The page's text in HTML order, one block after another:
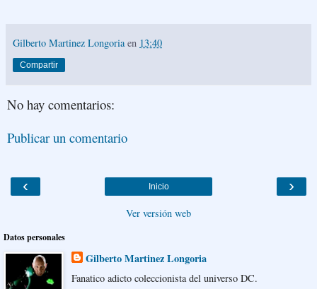
Gilberto Martinez Longoria en 13:40
Compartir
No hay comentarios:
Publicar un comentario
‹ ›
Inicio
Ver versión web
Datos personales
Gilberto Martinez Longoria
Fanatico adicto coleccionista del universo DC.